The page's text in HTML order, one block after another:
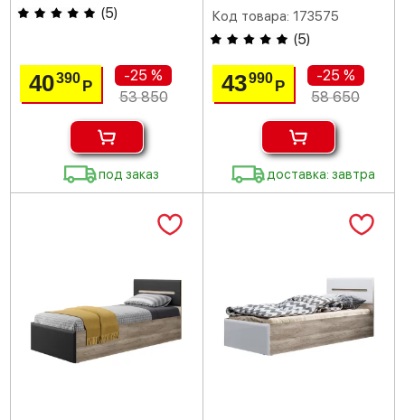
(5)
40390Р
-25 %
53 850
под заказ
Код товара: 173575
(5)
43990 Р
-25 %
58 650
доставка: завтра